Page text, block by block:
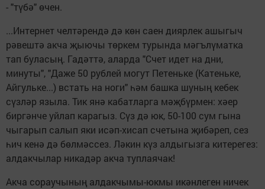
- "түбә" өчен.
...Интернет челтәрендә дә көн саен диярлек ашыгыч
рәвештә акча җыючы төркем турында мәгълүматка
тап буласың. Гадәттә, аларда "Счет идет на дни,
минуты", "Даже 50 рублей могут Петеньке (Катеньке,
Айгульке...) встать на ноги" һәм башка шуның кебек
сүзләр языла. Тик янә кабатларга мәҗбүрмен: хәер
биргәнче уйлап карагыз. Сүз дә юк, 50-100 сум гына
чыгарып салып яки исәп-хисап счетына җибәреп, сез
һич кенә дә бөлмәссез. Ләкин күз алдыгызга китерегез:
алдакчылар никадәр акча туплаячак!
Акча сораучының алдакчымы-юкмы икәнлеген ничек